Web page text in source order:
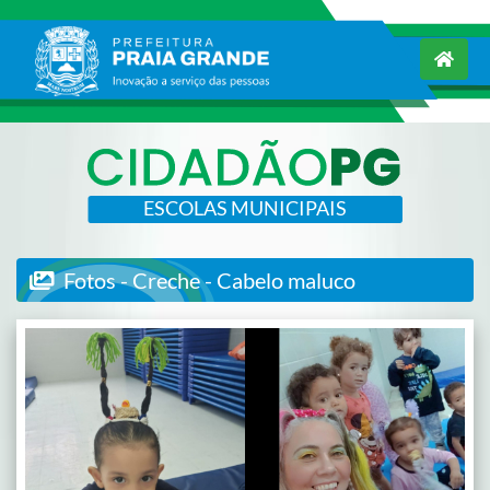
ESCOLAS MUNICIPAIS
Fotos - Creche - Cabelo maluco